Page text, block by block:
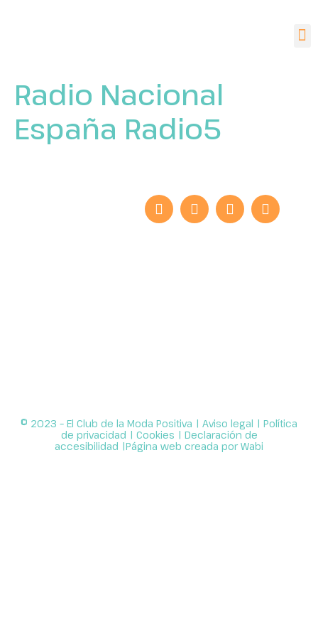
Radio Nacional
España Radio5
© 2023 – El Club de la Moda Positiva | Aviso legal | Política
de privacidad | Cookies | Declaración de
accesibilidad |Página web creada porWabi